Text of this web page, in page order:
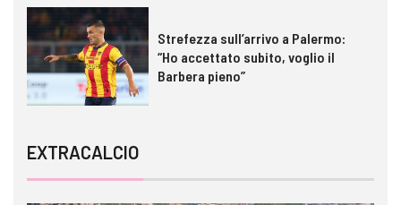
Strefezza sull’arrivo a Palermo:
“Ho accettato subito, voglio il
Barbera pieno”
EXTRACALCIO